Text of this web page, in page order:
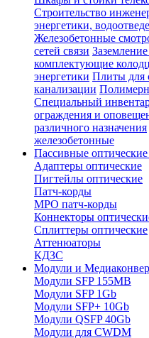
Строительство
энергетики,
Железобетонные
сетей связи
комплектующие
энергетики Плиты для
канализации
Специальный
ограждения и
различного назначения
железобетонные
Пассивные
Адаптеры оптические
Пигтейлы оптические
Патч-корды
MPO патч-корды
Коннекторы
Сплиттеры оптические
Аттенюаторы
КДЗС
Модули и
Модули SFP 155MB
Модули SFP 1Gb
Модули SFP+ 10Gb
Модули QSFP 40Gb
Модули для CWDM